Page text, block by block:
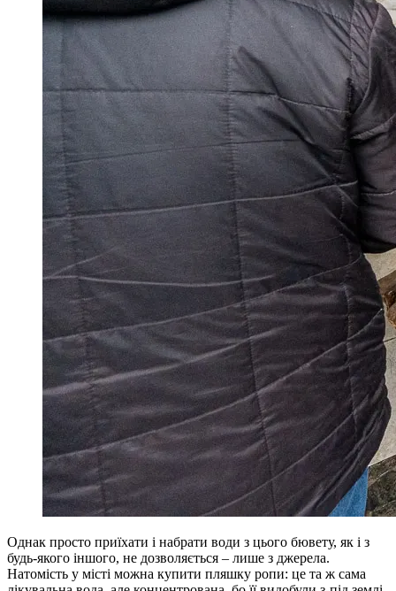
Однак просто приїхати і набрати води з цього бювету, як і з
будь-якого іншого, не дозволяється – лише з джерела.
Натомість у місті можна купити пляшку ропи: це та ж сама